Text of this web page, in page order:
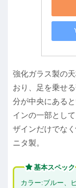
強化ガラス製の
おり、足を乗せ
分が中央にある
インの一部とし
ザインだけでな
ニタ製。
基本スペック
カラー:ブルー、